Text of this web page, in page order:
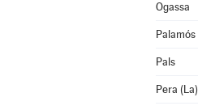
Ogassa
Palamós
Pals
Pera (La)